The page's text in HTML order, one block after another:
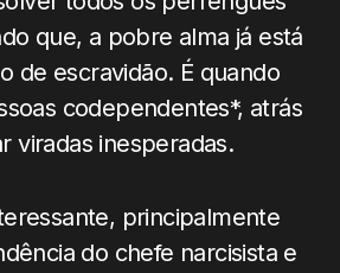
que, a pobre alma já está
de escravidão. É quando
codependentes*, atrás
viradas inesperadas.
principalmente
do chefe narcisista e